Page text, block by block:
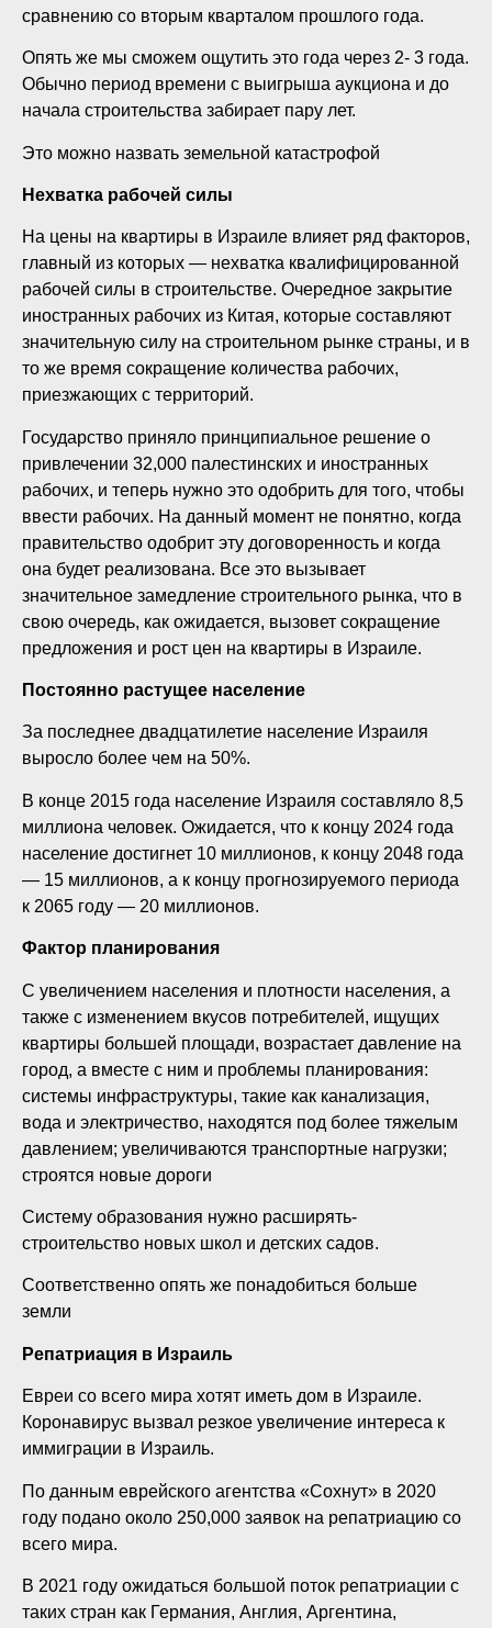
сравнению со вторым кварталом прошлого года.
Опять же мы сможем ощутить это года через 2- 3 года.
Обычно период времени с выигрыша аукциона и до
начала строительства забирает пару лет.
Это можно назвать земельной катастрофой
Нехватка рабочей силы
На цены на квартиры в Израиле влияет ряд факторов,
главный из которых — нехватка квалифицированной
рабочей силы в строительстве. Очередное закрытие
иностранных рабочих из Китая, которые составляют
значительную силу на строительном рынке страны, и в
то же время сокращение количества рабочих,
приезжающих с территорий.
Государство приняло принципиальное решение о
привлечении 32,000 палестинских и иностранных
рабочих, и теперь нужно это одобрить для того, чтобы
ввести рабочих. На данный момент не понятно, когда
правительство одобрит эту договоренность и когда
она будет реализована. Все это вызывает
значительное замедление строительного рынка, что в
свою очередь, как ожидается, вызовет сокращение
предложения и рост цен на квартиры в Израиле.
Постоянно растущее население
За последнее двадцатилетие население Израиля
выросло более чем на 50%.
В конце 2015 года население Израиля составляло 8,5
миллиона человек. Ожидается, что к концу 2024 года
население достигнет 10 миллионов, к концу 2048 года
— 15 миллионов, а к концу прогнозируемого периода
к 2065 году — 20 миллионов.
Фактор планирования
С увеличением населения и плотности населения, а
также с изменением вкусов потребителей, ищущих
квартиры большей площади, возрастает давление на
город, а вместе с ним и проблемы планирования:
системы инфраструктуры, такие как канализация,
вода и электричество, находятся под более тяжелым
давлением; увеличиваются транспортные нагрузки;
строятся новые дороги
Систему образования нужно расширять-
строительство новых школ и детских садов.
Соответственно опять же понадобиться больше
земли
Репатриация в Израиль
Евреи со всего мира хотят иметь дом в Израиле.
Коронавирус вызвал резкое увеличение интереса к
иммиграции в Израиль.
По данным еврейского агентства «Сохнут» в 2020
году подано около 250,000 заявок на репатриацию со
всего мира.
В 2021 году ожидаться большой поток репатриации с
таких стран как Германия, Англия, Аргентина,